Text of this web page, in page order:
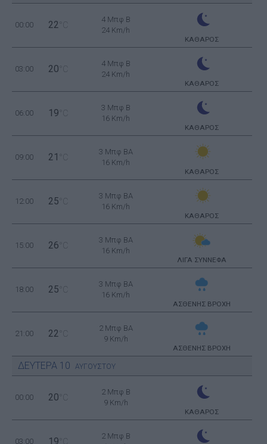
00:00 22 °C
4 Μπφ B
24 Km/h
ΚΑΘΑΡΟΣ
03:00 20 °C
4 Μπφ B
24 Km/h
ΚΑΘΑΡΟΣ
06:00 19 °C
3 Μπφ B
16 Km/h
ΚΑΘΑΡΟΣ
09:00 21 °C
3 Μπφ BA
16 Km/h
ΚΑΘΑΡΟΣ
12:00 25 °C
3 Μπφ BA
16 Km/h
ΚΑΘΑΡΟΣ
15:00 26 °C
3 Μπφ BA
16 Km/h
ΛΙΓΑ ΣΥΝΝΕΦΑ
18:00 25 °C
3 Μπφ BA
16 Km/h
ΑΣΘΕΝΗΣ ΒΡΟΧΗ
21:00 22 °C
2 Μπφ BA
9 Km/h
ΑΣΘΕΝΗΣ ΒΡΟΧΗ
ΔΕΥΤΕΡΑ 10 ΑΥΓΟΥΣΤΟΥ
00:00 20 °C
2 Μπφ B
9 Km/h
ΚΑΘΑΡΟΣ
03:00 19 °C
2 Μπφ B